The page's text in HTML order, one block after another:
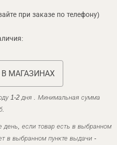
при заказе по телефону)
МАГАЗИНАХ
1-2 дня . Минимальная сумма
если товар есть в выбранном
в выбранном пункте выдачи -